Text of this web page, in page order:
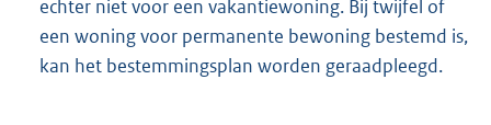
echter niet voor een vakantiewoning. Bij twijfel of
een woning voor permanente bewoning bestemd is,
kan het bestemmingsplan worden geraadpleegd.